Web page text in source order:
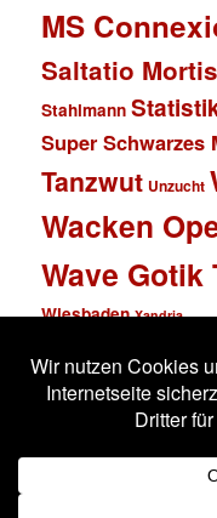
MS
Saltatio Mortis
Stahlmann
Super Schwarzes
Tanzwut Unzucht
Wacken
Wave Gotik
Wiesbaden Xandria
Impressum